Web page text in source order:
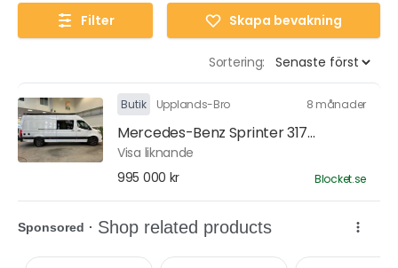
Filter Skapa bevakning
Sortering:
Butik Upplands-Bro 8 månader
Mercedes-Benz Sprinter 317...
Visa liknande
995 000 kr
Blocket.se